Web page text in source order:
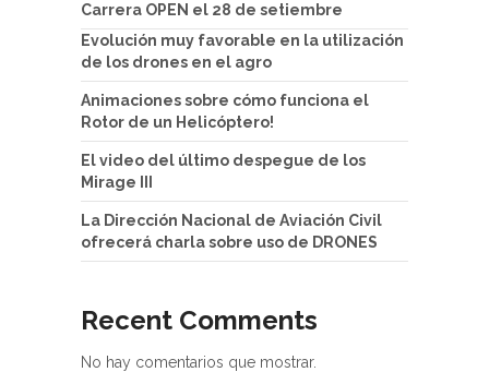
Carrera OPEN el 28 de setiembre
Evolución muy favorable en la utilización
de los drones en el agro
Animaciones sobre cómo funciona el
Rotor de un Helicóptero!
El video del último despegue de los
Mirage III
La Dirección Nacional de Aviación Civil
ofrecerá charla sobre uso de DRONES
Recent Comments
No hay comentarios que mostrar.